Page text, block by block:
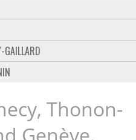
GAILLARD
Thonon-